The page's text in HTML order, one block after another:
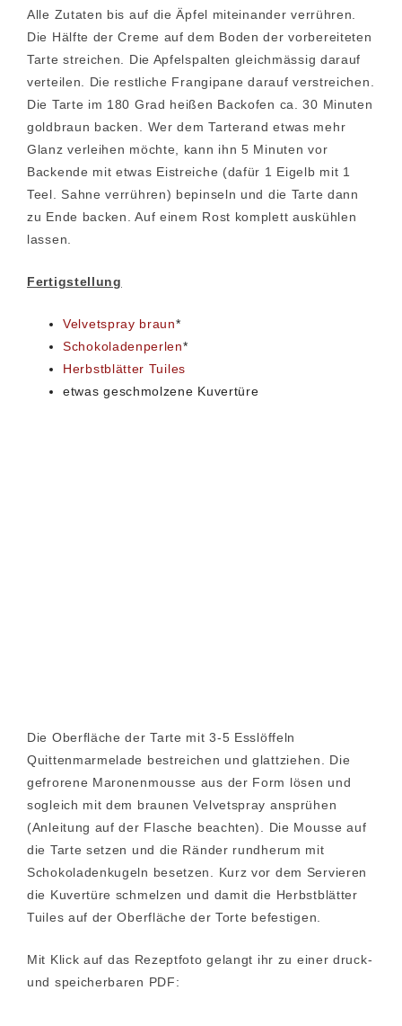
Alle Zutaten bis auf die Äpfel miteinander verrühren.
Die Hälfte der Creme auf dem Boden der vorbereiteten
Tarte streichen. Die Apfelspalten gleichmässig darauf
verteilen. Die restliche Frangipane darauf verstreichen.
Die Tarte im 180 Grad heißen Backofen ca. 30 Minuten
goldbraun backen. Wer dem Tarterand etwas mehr
Glanz verleihen möchte, kann ihn 5 Minuten vor
Backende mit etwas Eistreiche (dafür 1 Eigelb mit 1
Teel. Sahne verrühren) bepinseln und die Tarte dann
zu Ende backen. Auf einem Rost komplett auskühlen
lassen.
Fertigstellung
Velvetspray braun*
Schokoladenperlen*
Herbstblätter Tuiles
etwas geschmolzene Kuvertüre
Die Oberfläche der Tarte mit 3-5 Esslöffeln
Quittenmarmelade bestreichen und glattziehen. Die
gefrorene Maronenmousse aus der Form lösen und
sogleich mit dem braunen Velvetspray ansprühen
(Anleitung auf der Flasche beachten). Die Mousse auf
die Tarte setzen und die Ränder rundherum mit
Schokoladenkugeln besetzen. Kurz vor dem Servieren
die Kuvertüre schmelzen und damit die Herbstblätter
Tuiles auf der Oberfläche der Torte befestigen.
Mit Klick auf das Rezeptfoto gelangt ihr zu einer druck-
und speicherbaren PDF: